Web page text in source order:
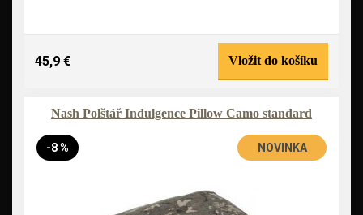
45,9 € Vložit do košíku
Nash Polštář Indulgence Pillow Camo standard
-8 % NOVINKA